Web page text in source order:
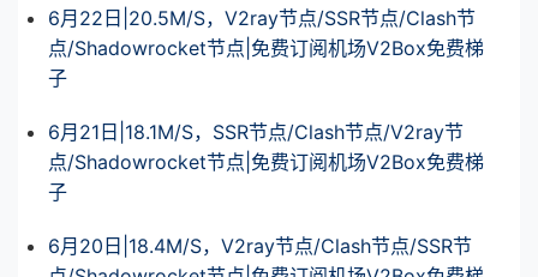
6月22日|20.5M/S，V2ray节点/SSR节点/Clash节
点/Shadowrocket节点|免费订阅机场V2Box免费梯
子
6月21日|18.1M/S，SSR节点/Clash节点/V2ray节
点/Shadowrocket节点|免费订阅机场V2Box免费梯
子
6月20日|18.4M/S，V2ray节点/Clash节点/SSR节